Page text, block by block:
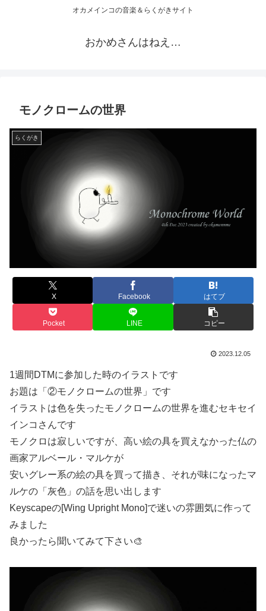
オカメインコの音楽＆らくがきサイト
おかめさんはねえ…
モノクロームの世界
らくがき
X Facebook はてブ
Pocket LINE コピー
2023.12.05
1週間DTMに参加した時のイラストです
お題は「②モノクロームの世界」です
イラストは色を失ったモノクロームの世界を進むセキセイ
インコさんです
モノクロは寂しいですが、高い絵の具を買えなかった仏の
画家アルベール・マルケが
安いグレー系の絵の具を買って描き、それが味になったマ
ルケの「灰色」の話を思い出します
Keyscapeの[Wing Upright Mono]で迷いの雰囲気に作って
みました
良かったら聞いてみて下さい🎨